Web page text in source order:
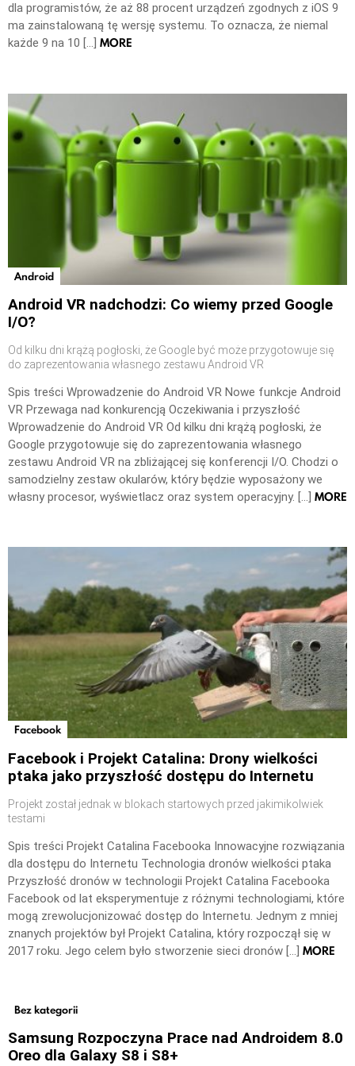
dla programistów, że aż 88 procent urządzeń zgodnych z iOS 9
ma zainstalowaną tę wersję systemu. To oznacza, że niemal
każde 9 na 10 […] MORE
Android
Android VR nadchodzi: Co wiemy przed Google
I/O?
Od kilku dni krążą pogłoski, że Google być może przygotowuje się
do zaprezentowania własnego zestawu Android VR
Spis treści Wprowadzenie do Android VR Nowe funkcje Android
VR Przewaga nad konkurencją Oczekiwania i przyszłość
Wprowadzenie do Android VR Od kilku dni krążą pogłoski, że
Google przygotowuje się do zaprezentowania własnego
zestawu Android VR na zbliżającej się konferencji I/O. Chodzi o
samodzielny zestaw okularów, który będzie wyposażony we
własny procesor, wyświetlacz oraz system operacyjny. […] MORE
Facebook
Facebook i Projekt Catalina: Drony wielkości
ptaka jako przyszłość dostępu do Internetu
Projekt został jednak w blokach startowych przed jakimikolwiek
testami
Spis treści Projekt Catalina Facebooka Innowacyjne rozwiązania
dla dostępu do Internetu Technologia dronów wielkości ptaka
Przyszłość dronów w technologii Projekt Catalina Facebooka
Facebook od lat eksperymentuje z różnymi technologiami, które
mogą zrewolucjonizować dostęp do Internetu. Jednym z mniej
znanych projektów był Projekt Catalina, który rozpoczął się w
2017 roku. Jego celem było stworzenie sieci dronów […] MORE
Bez kategorii
Samsung Rozpoczyna Prace nad Androidem 8.0
Oreo dla Galaxy S8 i S8+